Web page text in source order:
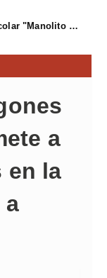
El II Circuito Escolar "Manolito el Pegu" volvió a reunir a las jóvenes promesas del ciclismo asturiano en El Carbayu
a
en la
a